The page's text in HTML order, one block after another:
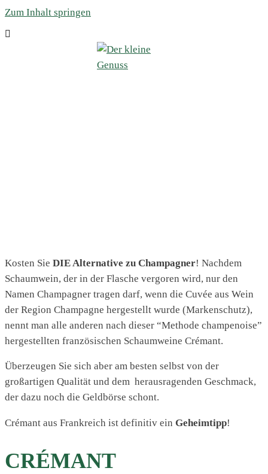
Zum Inhalt springen
Kosten Sie DIE Alternative zu Champagner! Nachdem
Schaumwein, der in der Flasche vergoren wird, nur den
Namen Champagner tragen darf, wenn die Cuvée aus Wein
der Region Champagne hergestellt wurde (Markenschutz),
nennt man alle anderen nach dieser “Methode champenoise”
hergestellten französischen Schaumweine Crémant.
Überzeugen Sie sich aber am besten selbst von der
großartigen Qualität und dem herausragenden Geschmack,
der dazu noch die Geldbörse schont.
Crémant aus Frankreich ist definitiv ein Geheimtipp!
CRÉMANT